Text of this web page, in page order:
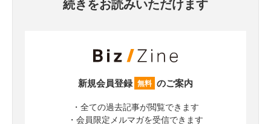
新規会員登録 無料 のご案内
・全ての過去記事が閲覧できます
・会員限定メルマガを受信できます